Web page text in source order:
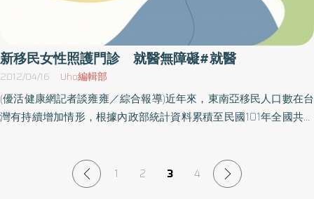
人憂慮長期服用會產生依賴性，而抗拒服藥導致生活品質低落。也
有人未依身體狀況，聽信他人而自行購藥服用，反而傷了身體。唯
有經醫師診斷依個人不同狀況而做適當處方，失眠問題才可改善。
如何治療及是否使用鎮靜安眠藥應聽從醫師之建議，不要因為害怕
成癮而不敢遵照醫囑使用，或自行購買濫用。一般用藥原則是醫師
應告知病人副作用，危險性及可能成癮，病情改善逐漸減低劑量而
停藥，醫師用藥期間應定期評估病情及療效調整處方，民眾應依醫
藥品也是處方藥，民眾一定不可無醫師處方使用鎮靜安眠藥，社區
藥局更不可私自販賣，以免觸法。
新移民女性照護門診 就醫無障礙#就醫
2012/04/16 Uho編輯部
(優活健康網記者談雍雍／綜合報導)近年來，東南亞移民人口數在台
灣有持續增加情形，根據內政部統計資料累積至民國101年全國共有
溝通，導致降低就醫意願，花蓮慈濟醫院婦產科於四月起開辦「新
移民女性健康照護門診」，提供新移民配偶就醫諮詢服務及就醫陪
1 2 3 4